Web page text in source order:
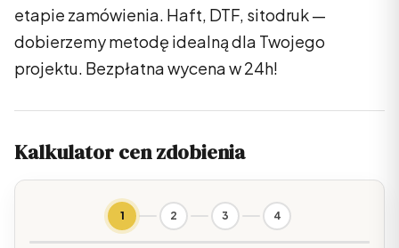
etapie zamówienia. Haft, DTF, sitodruk —
dobierzemy metodę idealną dla Twojego
projektu. Bezpłatna wycena w 24h!
Kalkulator cen zdobienia
1 2 3 4